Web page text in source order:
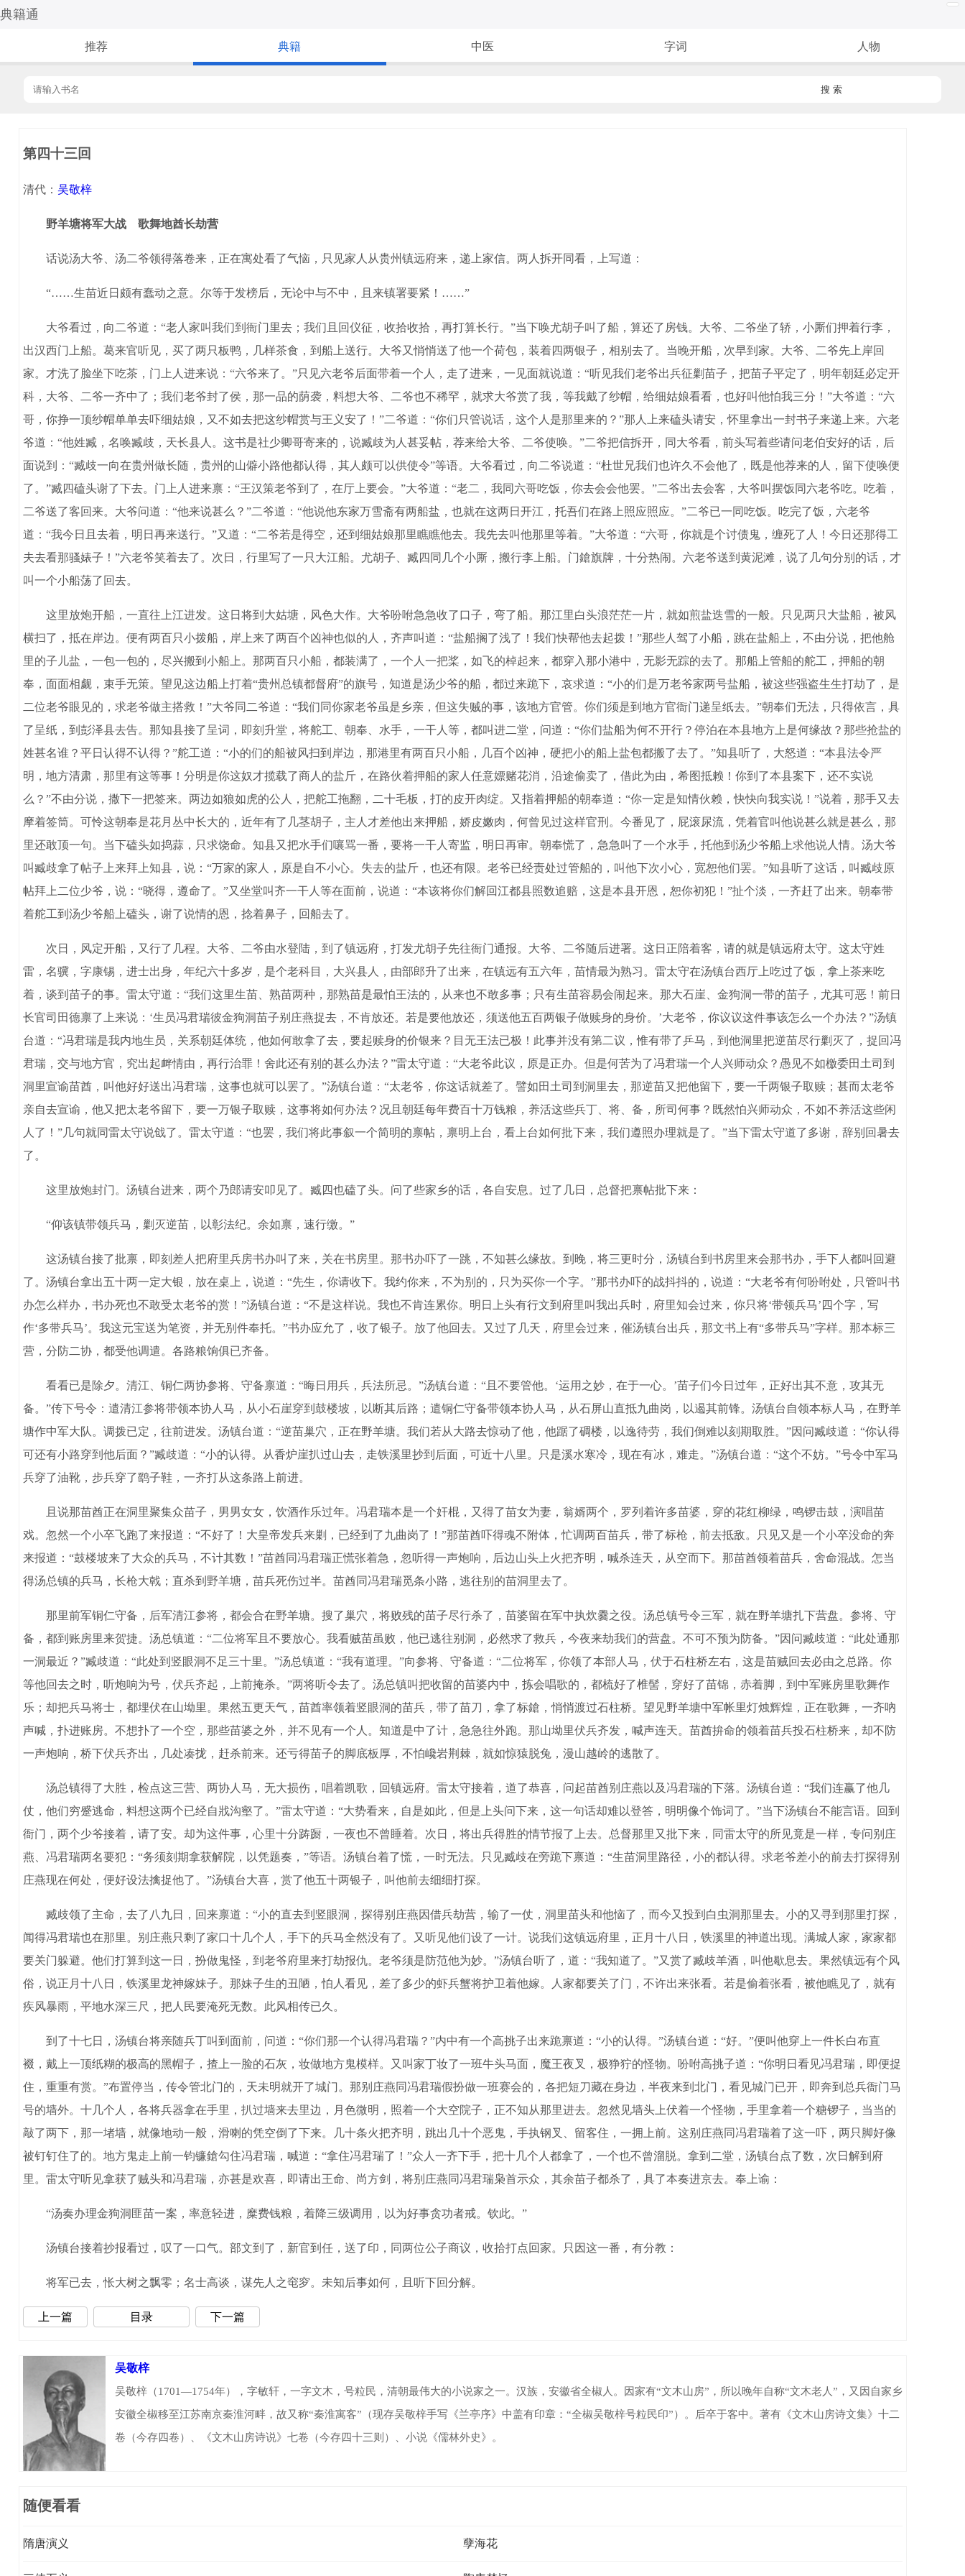
典籍通
推荐 典籍 中医 字词 人物
搜 索
第四十三回
清代： 吴敬梓
野羊塘将军大战 歌舞地酋长劫营
话说汤大爷、汤二爷领得落卷来，正在寓处看了气恼，只见家人从贵州镇远府来，递上家信。两人拆开同看，上写道：
“……生苗近日颇有蠢动之意。尔等于发榜后，无论中与不中，且来镇署要紧！……”
大爷看过，向二爷道：“老人家叫我们到衙门里去；我们且回仪征，收拾收拾，再打算长行。”当下唤尤胡子叫了船，算还了房钱。大爷、二爷坐了轿，小厮们押着行李，
出汉西门上船。葛来官听见，买了两只板鸭，几样茶食，到船上送行。大爷又悄悄送了他一个荷包，装着四两银子，相别去了。当晚开船，次早到家。大爷、二爷先上岸回
家。才洗了脸坐下吃茶，门上人进来说：“六爷来了。”只见六老爷后面带着一个人，走了进来，一见面就说道：“听见我们老爷出兵征剿苗子，把苗子平定了，明年朝廷必定开
科，大爷、二爷一齐中了；我们老爷封了侯，那一品的荫袭，料想大爷、二爷也不稀罕，就求大爷赏了我，等我戴了纱帽，给细姑娘看看，也好叫他怕我三分！”大爷道：“六
哥，你挣一顶纱帽单单去吓细姑娘，又不如去把这纱帽赏与王义安了！”二爷道：“你们只管说话，这个人是那里来的？”那人上来磕头请安，怀里拿出一封书子来递上来。六老
爷道：“他姓臧，名唤臧歧，天长县人。这书是社少卿哥寄来的，说臧歧为人甚妥帖，荐来给大爷、二爷使唤。”二爷把信拆开，同大爷看，前头写着些请问老伯安好的话，后
面说到：“臧歧一向在贵州做长随，贵州的山僻小路他都认得，其人颇可以供使令”等语。大爷看过，向二爷说道：“杜世兄我们也许久不会他了，既是他荐来的人，留下使唤便
了。”臧四磕头谢了下去。门上人进来禀：“王汉策老爷到了，在厅上要会。”大爷道：“老二，我同六哥吃饭，你去会会他罢。”二爷出去会客，大爷叫摆饭同六老爷吃。吃着，
二爷送了客回来。大爷问道：“他来说甚么？”二爷道：“他说他东家万雪斋有两船盐，也就在这两日开江，托吾们在路上照应照应。”二爷已一同吃饭。吃完了饭，六老爷
道：“我今日且去着，明日再来送行。”又道：“二爷若是得空，还到细姑娘那里瞧瞧他去。我先去叫他那里等着。”大爷道：“六哥，你就是个讨债鬼，缠死了人！今日还那得工
夫去看那骚婊子！”六老爷笑着去了。次日，行里写了一只大江船。尤胡子、臧四同几个小厮，搬行李上船。门鎗旗牌，十分热闹。六老爷送到黄泥滩，说了几句分别的话，才
叫一个小船荡了回去。
这里放炮开船，一直往上江进发。这日将到大姑塘，风色大作。大爷吩咐急急收了口子，弯了船。那江里白头浪茫茫一片，就如煎盐迭雪的一般。只见两只大盐船，被风
横扫了，抵在岸边。便有两百只小拨船，岸上来了两百个凶神也似的人，齐声叫道：“盐船搁了浅了！我们快帮他去起拨！”那些人驾了小船，跳在盐船上，不由分说，把他舱
里的子儿盐，一包一包的，尽兴搬到小船上。那两百只小船，都装满了，一个人一把桨，如飞的棹起来，都穿入那小港中，无影无踪的去了。那船上管船的舵工，押船的朝
奉，面面相觑，束手无策。望见这边船上打着“贵州总镇都督府”的旗号，知道是汤少爷的船，都过来跪下，哀求道：“小的们是万老爷家两号盐船，被这些强盗生生打劫了，是
二位老爷眼见的，求老爷做主搭救！”大爷同二爷道：“我们同你家老爷虽是乡亲，但这失贼的事，该地方官管。你们须是到地方官衙门递呈纸去。”朝奉们无法，只得依言，具
了呈纸，到彭泽县去告。那知县接了呈词，即刻升堂，将舵工、朝奉、水手，一干人等，都叫进二堂，问道：“你们盐船为何不开行？停泊在本县地方上是何缘故？那些抢盐的
姓甚名谁？平日认得不认得？”舵工道：“小的们的船被风扫到岸边，那港里有两百只小船，几百个凶神，硬把小的船上盐包都搬了去了。”知县听了，大怒道：“本县法令严
明，地方清肃，那里有这等事！分明是你这奴才揽载了商人的盐斤，在路伙着押船的家人任意嫖赌花消，沿途偷卖了，借此为由，希图抵赖！你到了本县案下，还不实说
么？”不由分说，撒下一把签来。两边如狼如虎的公人，把舵工拖翻，二十毛板，打的皮开肉绽。又指着押船的朝奉道：“你一定是知情伙赖，快快向我实说！”说着，那手又去
摩着签筒。可怜这朝奉是花月丛中长大的，近年有了几茎胡子，主人才差他出来押船，娇皮嫩肉，何曾见过这样官刑。今番见了，屁滚尿流，凭着官叫他说甚么就是甚么，那
里还敢顶一句。当下磕头如捣蒜，只求饶命。知县又把水手们嚷骂一番，要将一干人寄监，明日再审。朝奉慌了，急急叫了一个水手，托他到汤少爷船上求他说人情。汤大爷
叫臧歧拿了帖子上来拜上知县，说：“万家的家人，原是自不小心。失去的盐斤，也还有限。老爷已经责处过管船的，叫他下次小心，宽恕他们罢。”知县听了这话，叫臧歧原
帖拜上二位少爷，说：“晓得，遵命了。”又坐堂叫齐一干人等在面前，说道：“本该将你们解回江都县照数追赔，这是本县开恩，恕你初犯！”扯个淡，一齐赶了出来。朝奉带
着舵工到汤少爷船上磕头，谢了说情的恩，捻着鼻子，回船去了。
次日，风定开船，又行了几程。大爷、二爷由水登陆，到了镇远府，打发尤胡子先往衙门通报。大爷、二爷随后进署。这日正陪着客，请的就是镇远府太守。这太守姓
雷，名骥，字康锡，进士出身，年纪六十多岁，是个老科目，大兴县人，由部郎升了出来，在镇远有五六年，苗情最为熟习。雷太守在汤镇台西厅上吃过了饭，拿上茶来吃
着，谈到苗子的事。雷太守道：“我们这里生苗、熟苗两种，那熟苗是最怕王法的，从来也不敢多事；只有生苗容易会闹起来。那大石崖、金狗洞一带的苗子，尤其可恶！前日
长官司田德禀了上来说：‘生员冯君瑞彼金狗洞苗子别庄燕捉去，不肯放还。若是要他放还，须送他五百两银子做赎身的身价。’大老爷，你议议这件事该怎么一个办法？”汤镇
台道：“冯君瑞是我内地生员，关系朝廷体统，他如何敢拿了去，要起赎身的价银来？目无王法已极！此事并没有第二议，惟有带了乒马，到他洞里把逆苗尽行剿灭了，捉回冯
君瑞，交与地方官，究出起衅情由，再行治罪！舍此还有别的甚么办法？”雷太守道：“大老爷此议，原是正办。但是何苦为了冯君瑞一个人兴师动众？愚见不如檄委田土司到
洞里宣谕苗酋，叫他好好送出冯君瑞，这事也就可以罢了。”汤镇台道：“太老爷，你这话就差了。譬如田土司到洞里去，那逆苗又把他留下，要一千两银子取赎；甚而太老爷
亲自去宣谕，他又把太老爷留下，要一万银子取赎，这事将如何办法？况且朝廷每年费百十万钱粮，养活这些兵丁、将、备，所司何事？既然怕兴师动众，不如不养活这些闲
人了！”几句就同雷太守说戗了。雷太守道：“也罢，我们将此事叙一个简明的禀帖，禀明上台，看上台如何批下来，我们遵照办理就是了。”当下雷太守道了多谢，辞别回暑去
了。
这里放炮封门。汤镇台进来，两个乃郎请安叩见了。臧四也磕了头。问了些家乡的话，各自安息。过了几日，总督把禀帖批下来：
“仰该镇带领兵马，剿灭逆苗，以彰法纪。余如禀，速行缴。”
这汤镇台接了批禀，即刻差人把府里兵房书办叫了来，关在书房里。那书办吓了一跳，不知甚么缘故。到晚，将三更时分，汤镇台到书房里来会那书办，手下人都叫回避
了。汤镇台拿出五十两一定大银，放在桌上，说道：“先生，你请收下。我约你来，不为别的，只为买你一个字。”那书办吓的战抖抖的，说道：“大老爷有何吩咐处，只管叫书
办怎么样办，书办死也不敢受太老爷的赏！”汤镇台道：“不是这样说。我也不肯连累你。明日上头有行文到府里叫我出兵时，府里知会过来，你只将‘带领兵马’四个字，写
作‘多带兵马’。我这元宝送为笔资，并无别件奉托。”书办应允了，收了银子。放了他回去。又过了几天，府里会过来，催汤镇台出兵，那文书上有“多带兵马”字样。那本标三
营，分防二协，都受他调遣。各路粮饷俱已齐备。
看看已是除夕。清江、铜仁两协参将、守备禀道：“晦日用兵，兵法所忌。”汤镇台道：“且不要管他。‘运用之妙，在于一心。’苗子们今日过年，正好出其不意，攻其无
备。”传下号令：遣清江参将带领本协人马，从小石崖穿到鼓楼坡，以断其后路；遣铜仁守备带领本协人马，从石屏山直抵九曲岗，以遏其前锋。汤镇台自领本标人马，在野羊
塘作中军大队。调拨已定，往前进发。汤镇台道：“逆苗巢穴，正在野羊塘。我们若从大路去惊动了他，他踞了碉楼，以逸待劳，我们倒难以刻期取胜。”因问臧歧道：“你认得
可还有小路穿到他后面？”臧歧道：“小的认得。从香炉崖扒过山去，走铁溪里抄到后面，可近十八里。只是溪水寒冷，现在有冰，难走。”汤镇台道：“这个不妨。”号令中军马
兵穿了油靴，步兵穿了鹞子鞋，一齐打从这条路上前进。
且说那苗酋正在洞里聚集众苗子，男男女女，饮酒作乐过年。冯君瑞本是一个奸棍，又得了苗女为妻，翁婿两个，罗列着许多苗婆，穿的花红柳绿，鸣锣击鼓，演唱苗
戏。忽然一个小卒飞跑了来报道：“不好了！大皇帝发兵来剿，已经到了九曲岗了！”那苗酋吓得魂不附体，忙调两百苗兵，带了标枪，前去抵敌。只见又是一个小卒没命的奔
来报道：“鼓楼坡来了大众的兵马，不计其数！”苗酋同冯君瑞正慌张着急，忽听得一声炮响，后边山头上火把齐明，喊杀连天，从空而下。那苗酋领着苗兵，舍命混战。怎当
得汤总镇的兵马，长枪大戟；直杀到野羊塘，苗兵死伤过半。苗酋同冯君瑞觅条小路，逃往别的苗洞里去了。
那里前军铜仁守备，后军清江参将，都会合在野羊塘。搜了巢穴，将败残的苗子尽行杀了，苗婆留在军中执炊爨之役。汤总镇号令三军，就在野羊塘扎下营盘。参将、守
备，都到账房里来贺捷。汤总镇道：“二位将军且不要放心。我看贼苗虽败，他已逃往别洞，必然求了救兵，今夜来劫我们的营盘。不可不预为防备。”因问臧歧道：“此处通那
一洞最近？”臧歧道：“此处到竖眼洞不足三十里。”汤总镇道：“我有道理。”向参将、守备道：“二位将军，你领了本部人马，伏于石柱桥左右，这是苗贼回去必由之总路。你
等他回去之时，听炮响为号，伏兵齐起，上前掩杀。”两将听令去了。汤总镇叫把收留的苗婆内中，拣会唱歌的，都梳好了椎髻，穿好了苗锦，赤着脚，到中军账房里歌舞作
乐；却把兵马将士，都埋伏在山坳里。果然五更天气，苗酋率领着竖眼洞的苗兵，带了苗刀，拿了标鎗，悄悄渡过石柱桥。望见野羊塘中军帐里灯烛辉煌，正在歌舞，一齐吶
声喊，扑进账房。不想扑了一个空，那些苗婆之外，并不见有一个人。知道是中了计，急急往外跑。那山坳里伏兵齐发，喊声连天。苗酋拚命的领着苗兵投石柱桥来，却不防
一声炮响，桥下伏兵齐出，几处凑拢，赶杀前来。还亏得苗子的脚底板厚，不怕巉岩荆棘，就如惊猿脱兔，漫山越岭的逃散了。
汤总镇得了大胜，检点这三营、两协人马，无大损伤，唱着凯歌，回镇远府。雷太守接着，道了恭喜，问起苗酋别庄燕以及冯君瑞的下落。汤镇台道：“我们连赢了他几
仗，他们穷蹙逃命，料想这两个已经自戕沟壑了。”雷太守道：“大势看来，自是如此，但是上头问下来，这一句话却难以登答，明明像个饰词了。”当下汤镇台不能言语。回到
衙门，两个少爷接着，请了安。却为这件事，心里十分踌蹰，一夜也不曾睡着。次日，将出兵得胜的情节报了上去。总督那里又批下来，同雷太守的所见竟是一样，专问别庄
燕、冯君瑞两名要犯：“务须刻期拿获解院，以凭题奏，”等语。汤镇台着了慌，一时无法。只见臧歧在旁跪下禀道：“生苗洞里路径，小的都认得。求老爷差小的前去打探得别
庄燕现在何处，便好设法擒捉他了。”汤镇台大喜，赏了他五十两银子，叫他前去细细打探。
臧歧领了主命，去了八九日，回来禀道：“小的直去到竖眼洞，探得别庄燕因借兵劫营，输了一仗，洞里苗头和他恼了，而今又投到白虫洞那里去。小的又寻到那里打探，
闻得冯君瑞也在那里。别庄燕只剩了家口十几个人，手下的兵马全然没有了。又听见他们设了一计。说我们这镇远府里，正月十八日，铁溪里的神道出现。满城人家，家家都
要关门躲避。他们打算到这一日，扮做鬼怪，到老爷府里来打劫报仇。老爷须是防范他为妙。”汤镇台听了，道：“我知道了。”又赏了臧歧羊酒，叫他歇息去。果然镇远有个风
俗，说正月十八日，铁溪里龙神嫁妹子。那妹子生的丑陋，怕人看见，差了多少的虾兵蟹将护卫着他嫁。人家都要关了门，不许出来张看。若是偷着张看，被他瞧见了，就有
疾风暴雨，平地水深三尺，把人民要淹死无数。此风相传已久。
到了十七日，汤镇台将亲随兵丁叫到面前，问道：“你们那一个认得冯君瑞？”内中有一个高挑子出来跪禀道：“小的认得。”汤镇台道：“好。”便叫他穿上一件长白布直
裰，戴上一顶纸糊的极高的黑帽子，揸上一脸的石灰，妆做地方鬼模样。又叫家丁妆了一班牛头马面，魔王夜叉，极狰狞的怪物。吩咐高挑子道：“你明日看见冯君瑞，即便捉
住，重重有赏。”布置停当，传令管北门的，天未明就开了城门。那别庄燕同冯君瑞假扮做一班赛会的，各把短刀藏在身边，半夜来到北门，看见城门已开，即奔到总兵衙门马
号的墙外。十几个人，各将兵器拿在手里，扒过墙来去里边，月色微明，照着一个大空院子，正不知从那里进去。忽然见墙头上伏着一个怪物，手里拿着一个糖锣子，当当的
敲了两下，那一堵墙，就像地动一般，滑喇的凭空倒了下来。几十条火把齐明，跳出几十个恶鬼，手执钢叉、留客住，一拥上前。这别庄燕同冯君瑞着了这一吓，两只脚好像
被钉钉住了的。地方鬼走上前一钧镰鎗勾住冯君瑞，喊道：“拿住冯君瑞了！”众人一齐下手，把十几个人都拿了，一个也不曾溜脱。拿到二堂，汤镇台点了数，次日解到府
里。雷太守听见拿获了贼头和冯君瑞，亦甚是欢喜，即请出王命、尚方剑，将别庄燕同冯君瑞枭首示众，其余苗子都杀了，具了本奏进京去。奉上谕：
“汤奏办理金狗洞匪苗一案，率意轻进，糜费钱粮，着降三级调用，以为好事贪功者戒。钦此。”
汤镇台接着抄报看过，叹了一口气。部文到了，新官到任，送了印，同两位公子商议，收拾打点回家。只因这一番，有分教：
将军已去，怅大树之飘零；名士高谈，谋先人之窀穸。未知后事如何，且听下回分解。
上一篇 目录 下一篇
吴敬梓
吴敬梓（1701—1754年），字敏轩，一字文木，号粒民，清朝最伟大的小说家之一。汉族，安徽省全椒人。因家有“文木山房”，所以晚年自称“文木老人”，又因自家乡
安徽全椒移至江苏南京秦淮河畔，故又称“秦淮寓客”（现存吴敬梓手写《兰亭序》中盖有印章：“全椒吴敬梓号粒民印”）。后卒于客中。著有《文木山房诗文集》十二
卷（今存四卷）、《文木山房诗说》七卷（今存四十三则）、小说《儒林外史》。
随便看看
隋唐演义 孽海花